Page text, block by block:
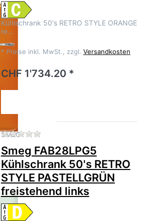
Kühlschrank 50's RETRO STYLE ORANGE
re…
* Preise inkl. MwSt., zzgl. Versandkosten
CHF 1'734.20 *
SMEG Zu diesem Produkt liegen
Smeg FAB28LPG5
Kühlschrank 50's RETRO
STYLE PASTELLGRÜN
freistehend links